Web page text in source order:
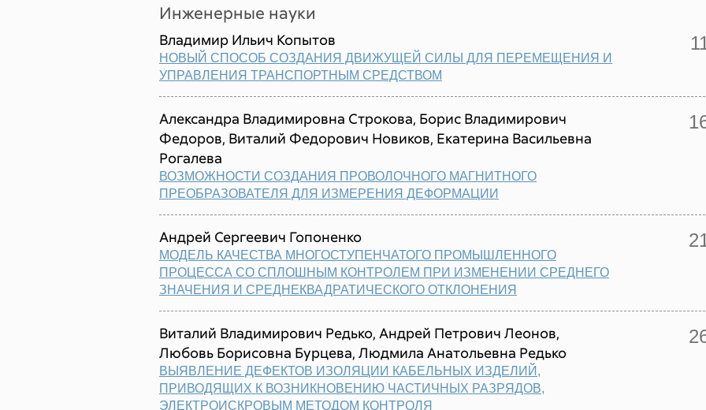
Инженерные науки
Владимир Ильич Копытов
НОВЫЙ СПОСОБ СОЗДАНИЯ ДВИЖУЩЕЙ СИЛЫ ДЛЯ ПЕРЕМЕЩЕНИЯ И
УПРАВЛЕНИЯ ТРАНСПОРТНЫМ СРЕДСТВОМ
Александра Владимировна Строкова, Борис Владимирович
Федоров, Виталий Федорович Новиков, Екатерина Васильевна
Рогалева
ВОЗМОЖНОСТИ СОЗДАНИЯ ПРОВОЛОЧНОГО МАГНИТНОГО
ПРЕОБРАЗОВАТЕЛЯ ДЛЯ ИЗМЕРЕНИЯ ДЕФОРМАЦИИ
Андрей Сергеевич Гопоненко
МОДЕЛЬ КАЧЕСТВА МНОГОСТУПЕНЧАТОГО ПРОМЫШЛЕННОГО
ПРОЦЕССА СО СПЛОШНЫМ КОНТРОЛЕМ ПРИ ИЗМЕНЕНИИ СРЕДНЕГО
ЗНАЧЕНИЯ И СРЕДНЕКВАДРАТИЧЕСКОГО ОТКЛОНЕНИЯ
Виталий Владимирович Редько, Андрей Петрович Леонов,
Любовь Борисовна Бурцева, Людмила Анатольевна Редько
ВЫЯВЛЕНИЕ ДЕФЕКТОВ ИЗОЛЯЦИИ КАБЕЛЬНЫХ ИЗДЕЛИЙ,
ПРИВОДЯЩИХ К ВОЗНИКНОВЕНИЮ ЧАСТИЧНЫХ РАЗРЯДОВ,
ЭЛЕКТРОИСКРОВЫМ МЕТОДОМ КОНТРОЛЯ